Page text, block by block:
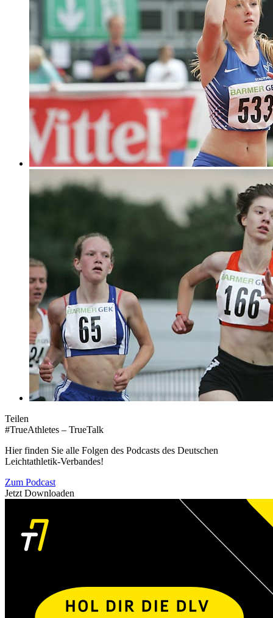
Teilen
#TrueAthletes – TrueTalk
Hier finden Sie alle Folgen des Podcasts des Deutschen
Leichtathletik-Verbandes!
Zum Podcast
Jetzt Downloaden